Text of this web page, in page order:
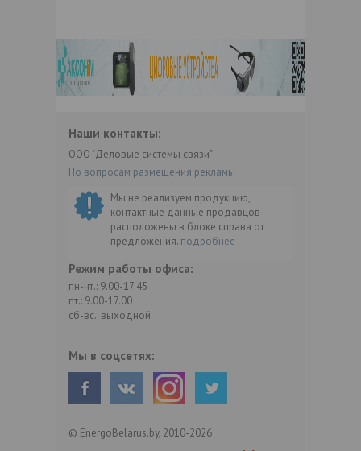
Наши контакты:
ООО "Деловые системы связи"
По вопросам размещения рекламы
Мы не реализуем продукцию,
контактные данные продавцов
расположены в блоке справа от
предложения. подробнее
Режим работы офиса:
пн-чт.: 9.00-17.45
пт.: 9.00-17.00
сб-вс.: выходной
Мы в соцсетях:
© EnergoBelarus.by, 2010-2026